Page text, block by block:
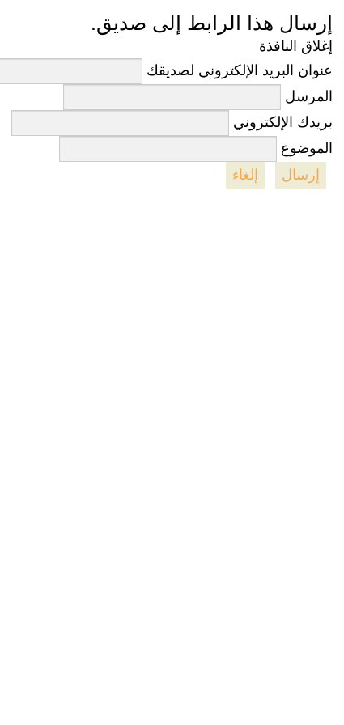
إرسال هذا الرابط إلى صديق.
إغلاق النافذة
عنوان البريد الإلكتروني لصديقك
المرسل
بريدك الإلكتروني
الموضوع
إرسال
إلغاء